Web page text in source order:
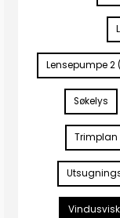
Lensepumpe
Søkelys
Trimplan